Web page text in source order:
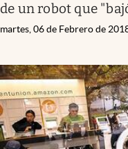
de un robot que
martes, 06 de Febrero de